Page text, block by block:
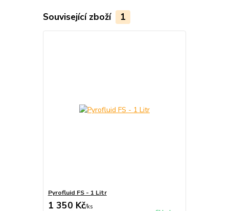
Související zboží 1
Pyrofluid FS - 1 Litr
1 350 Kč/ks